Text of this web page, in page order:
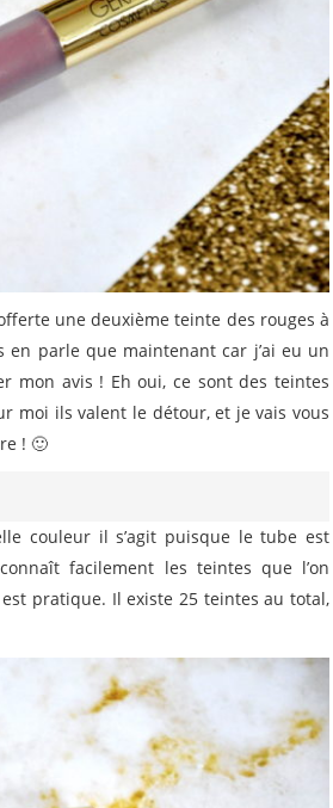
une deuxième teinte des rouges à
en parle que maintenant car j’ai eu un
mon avis ! Eh oui, ce sont des teintes
moi ils valent le détour, et je vais vous
! 🙂
couleur il s’agit puisque le tube est
facilement les teintes que l’on
pratique. Il existe 25 teintes au total,